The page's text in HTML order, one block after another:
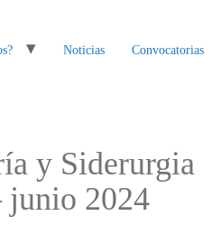
Noticias Convocatorias
y Siderurgia
junio 2024